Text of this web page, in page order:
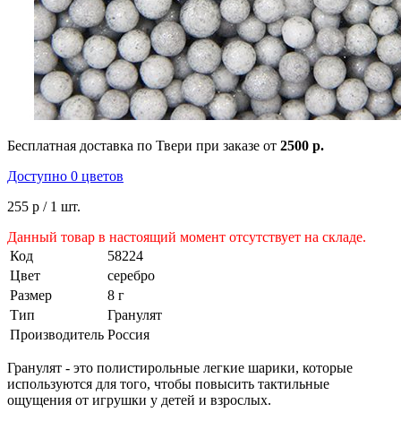
Бесплатная доставка по Твери при заказе от 2500 р.
Доступно 0 цветов
255 р / 1 шт.
Данный товар в настоящий момент отсутствует на складе.
Код
58224
Цвет
серебро
Размер
8 г
Тип
Гранулят
Производитель Россия
Гранулят - это полистирольные легкие шарики, которые
используются для того, чтобы повысить тактильные
ощущения от игрушки у детей и взрослых.